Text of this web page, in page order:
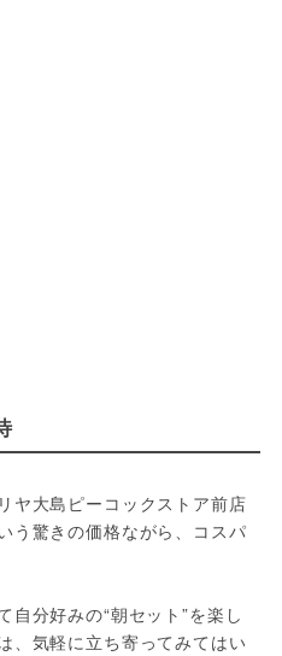
ヤ大島ピーコックストア前店
う驚きの価格ながら、コスパ
自分好みの“朝セット”を楽し
、気軽に立ち寄ってみてはい